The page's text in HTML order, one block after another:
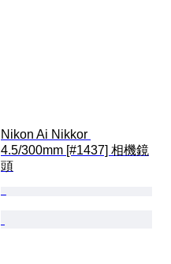
Nikon Ai Nikkor
4.5/300mm [#1437] 相機鏡
頭